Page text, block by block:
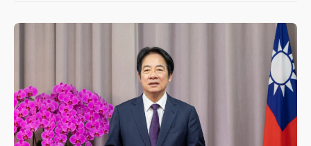
暑假過三周才推「E宿新北打卡趣」！抽獎程序複雜 觀
中信慈善基金會想增加董事人數！辜仲諒向法院聲請遭
駁 理由曝光
故宮《龍藏經》特展第2檔！今線上預約開賣一度塞車
周六起展出延長至晚上7時